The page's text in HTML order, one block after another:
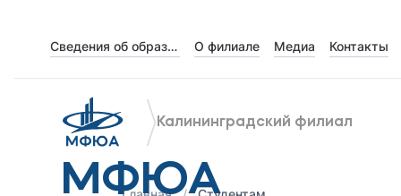
Сведения об образовательной организации О филиале Медиа Контакты
МФЮА
Калининградский филиал
Лицензии и документы
Сведения об образовательной организации
Абитуриенту